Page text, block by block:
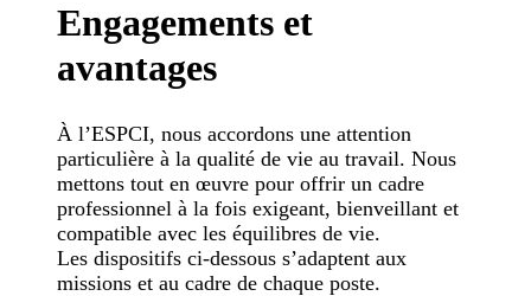
Engagements et
avantages
À l’ESPCI, nous accordons une attention
particulière à la qualité de vie au travail. Nous
mettons tout en œuvre pour offrir un cadre
professionnel à la fois exigeant, bienveillant et
compatible avec les équilibres de vie.
Les dispositifs ci-dessous s’adaptent aux
missions et au cadre de chaque poste.